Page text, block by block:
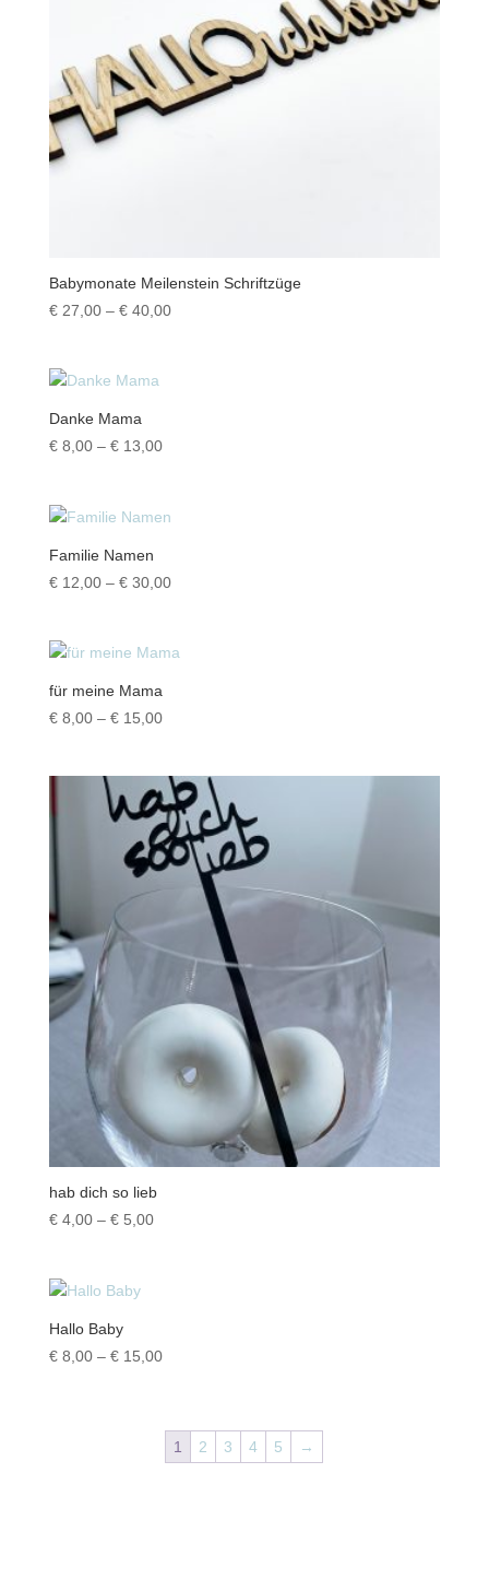
Babymonate Meilenstein Schriftzüge
€27,00 – €40,00Preisspanne:
Danke Mama
€8,00 – €13,00Preisspanne:
€ 13,00
Familie Namen
€12,00 – €30,00Preisspanne:
€ 30,00
für meine Mama
€8,00 – €15,00Preisspanne:
€ 15,00
hab dich so lieb
€4,00 – €5,00Preisspanne:
Hallo Baby
€8,00 – €15,00Preisspanne:
€ 15,00
1
2 3 4 5 →